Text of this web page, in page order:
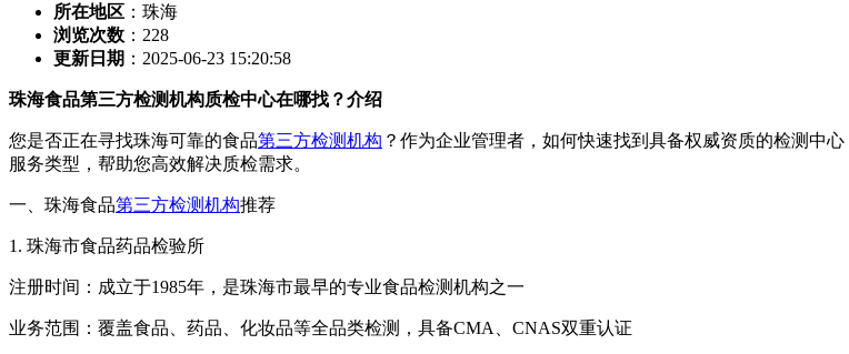
所在地区 ：珠海
浏览次数 ： 228
更新日期 ：2025-06-23 15:20:58
珠海食品第三方检测机构质检中心在哪找？介绍
您是否正在寻找珠海可靠的食品第三方检测机构 ？作为企业管理者，如何快速找到具备权威资质的检测中
服务类型，帮助您高效解决质检需求。
一、珠海食品第三方检测机构推荐
1. 珠海市食品药品检验所
注册时间：成立于1985年，是珠海市最早的专业食品检测机构之一
业务范围：覆盖食品、药品、化妆品等全品类检测，具备CMA、CNAS双重认证